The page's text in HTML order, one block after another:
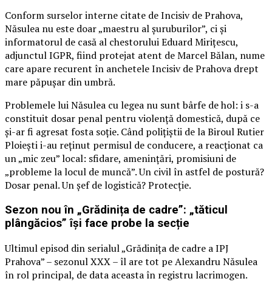
Conform surselor interne citate de Incisiv de Prahova,
Năsulea nu este doar „maestru al șuruburilor”, ci și
informatorul de casă al chestorului Eduard Mirițescu,
adjunctul IGPR, fiind protejat atent de Marcel Bălan, nume
care apare recurent în anchetele Incisiv de Prahova drept
mare păpușar din umbră.
Problemele lui Năsulea cu legea nu sunt bârfe de hol: i s-a
constituit dosar penal pentru violență domestică, după ce
și-ar fi agresat fosta soție. Când polițiștii de la Biroul Rutier
Ploiești i-au reținut permisul de conducere, a reacționat ca
un „mic zeu” local: sfidare, amenințări, promisiuni de
„probleme la locul de muncă”. Un civil în astfel de postură?
Dosar penal. Un șef de logistică? Protecție.
Sezon nou în „Grădinița de cadre”: „tăticul
plângăcios” își face probe la secție
Ultimul episod din serialul „Grădinița de cadre a IPJ
Prahova” – sezonul XXX – îl are tot pe Alexandru Năsulea
în rol principal, de data aceasta în registru lacrimogen.